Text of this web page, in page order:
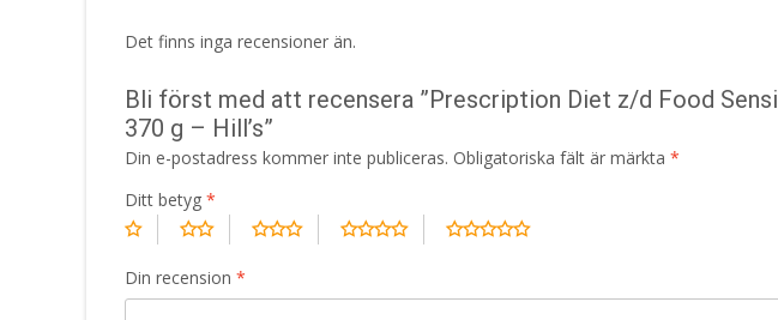
Det finns inga recensioner än.
Bli först med att recensera ”Prescription Diet z/d Food
370 g – Hill’s”
Din e-postadress kommer inte publiceras. Obligatoriska fält är märkta *
Ditt betyg *
Din recension *